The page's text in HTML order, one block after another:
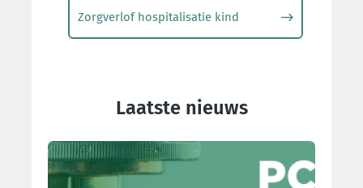
Zorgverlof hospitalisatie kind
Laatste nieuws